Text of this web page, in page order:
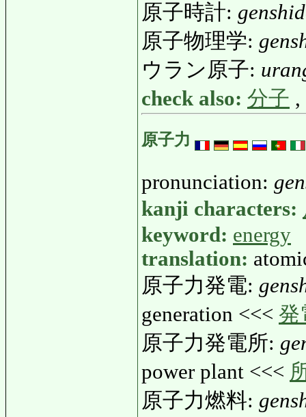
原子時計:
原子物理学:
ウラン原子:
check also: 分子 ,
原子力
pronunciation:
kanji characters:
keyword: energy
translation:
原子力発電:
generation <<< 発
原子力発電所:
power plant <<<
原子力燃料: